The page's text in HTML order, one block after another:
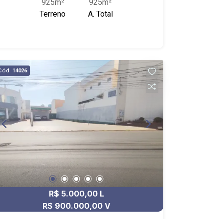
Playground, Área de Churrasco, Salão
de Festas, Academia, Praça -
925m²
Terreno
925m²
A. Total
14026
R$ 5.000,00 L
R$ 900.000,00 V